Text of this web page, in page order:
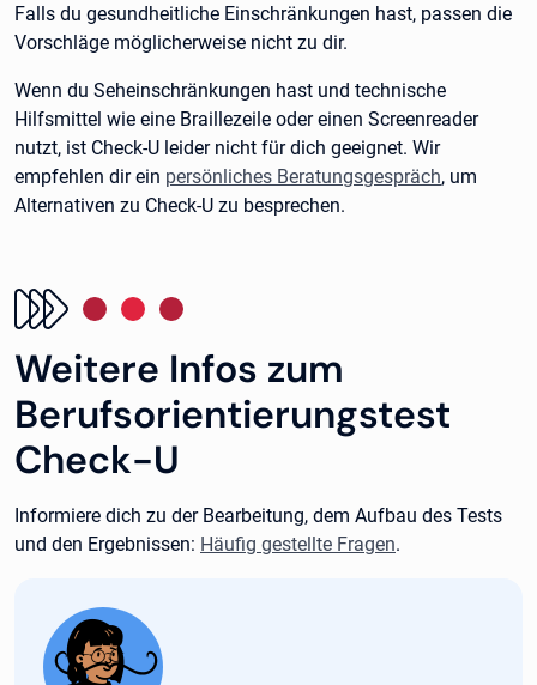
Falls du gesundheitliche Einschränkungen hast, passen die
Vorschläge möglicherweise nicht zu dir.
Wenn du Seheinschränkungen hast und technische
Hilfsmittel wie eine Braillezeile oder einen Screenreader
nutzt, ist Check-U leider nicht für dich geeignet. Wir
empfehlen dir ein persönliches Beratungsgespräch, um
Alternativen zu Check-U zu besprechen.
Weitere Infos zum
Berufsorientierungstest
Check-U
Informiere dich zu der Bearbeitung, dem Aufbau des Tests
und den Ergebnissen: Häufig gestellte Fragen.